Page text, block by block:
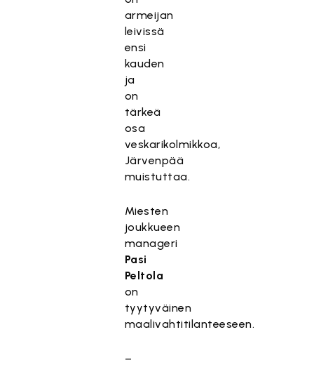
armeijan
leivissä
ensi
kauden
ja
on
tärkeä
osa
veskarikolmikkoa,
Järvenpää
muistuttaa.
Miesten
joukkueen
manageri
Pasi
Peltola
on
tyytyväinen
maalivahtitilanteeseen.
–